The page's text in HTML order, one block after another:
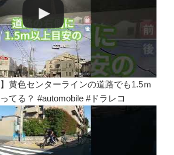
黄色センターラインの道路でも1.5ｍ
てる？ #automobile #ドラレコ